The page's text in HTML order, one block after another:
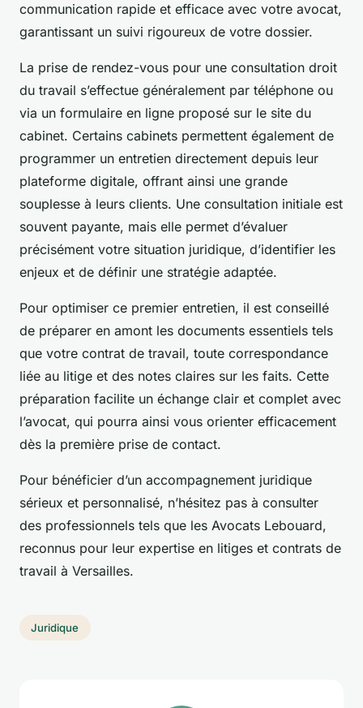
communication rapide et efficace avec votre avocat,
garantissant un suivi rigoureux de votre dossier.
La prise de rendez-vous pour une consultation droit
du travail s’effectue généralement par téléphone ou
via un formulaire en ligne proposé sur le site du
cabinet. Certains cabinets permettent également de
programmer un entretien directement depuis leur
plateforme digitale, offrant ainsi une grande
souplesse à leurs clients. Une consultation initiale est
souvent payante, mais elle permet d’évaluer
précisément votre situation juridique, d’identifier les
enjeux et de définir une stratégie adaptée.
Pour optimiser ce premier entretien, il est conseillé
de préparer en amont les documents essentiels tels
que votre contrat de travail, toute correspondance
liée au litige et des notes claires sur les faits. Cette
préparation facilite un échange clair et complet avec
l’avocat, qui pourra ainsi vous orienter efficacement
dès la première prise de contact.
Pour bénéficier d’un accompagnement juridique
sérieux et personnalisé, n’hésitez pas à consulter
des professionnels tels que les Avocats Lebouard,
reconnus pour leur expertise en litiges et contrats de
travail à Versailles.
Juridique